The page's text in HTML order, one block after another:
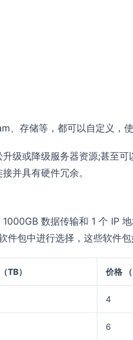
存储等，都可以自定义，使
级或降级服务器资源;甚至可
并具有硬件冗余。
数据传输和 1 个 IP
包中进行选择，这些软件包
TB） 价格 （
4
6